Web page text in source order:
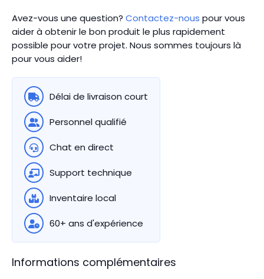
Avez-vous une question? Contactez-nous pour vous
aider à obtenir le bon produit le plus rapidement
possible pour votre projet. Nous sommes toujours là
pour vous aider!
Délai de livraison court
Personnel qualifié
Chat en direct
Support technique
Inventaire local
60+ ans d'expérience
Informations complémentaires